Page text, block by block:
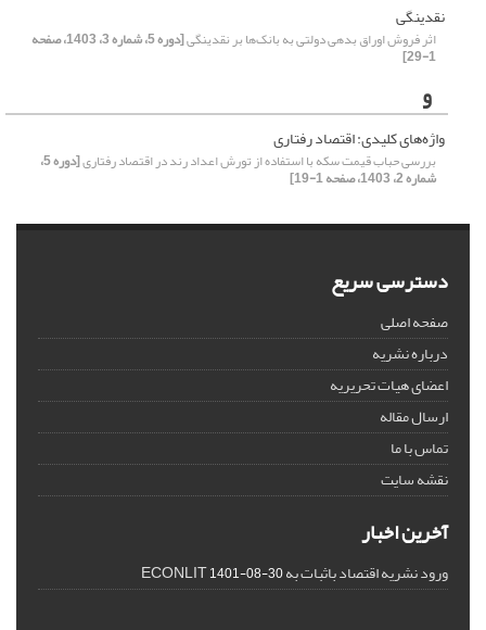
نقدینگی
اثر فروش اوراق بدهی دولتی به بانک‌ها بر نقدینگی [دوره 5، شماره 3، 1403، صفحه
1-29]
و
واژه‌های کلیدی: اقتصاد رفتاری
بررسی حباب قیمت سکه با استفاده از تورش اعداد رند در اقتصاد رفتاری [دوره 5،
شماره 2، 1403، صفحه 1-19]
دسترسی سریع
صفحه اصلی
درباره نشریه
اعضای هیات تحریریه
ارسال مقاله
تماس با ما
نقشه سایت
آخرین اخبار
ورود نشریه اقتصاد باثبات به ECONLIT1401-08-30